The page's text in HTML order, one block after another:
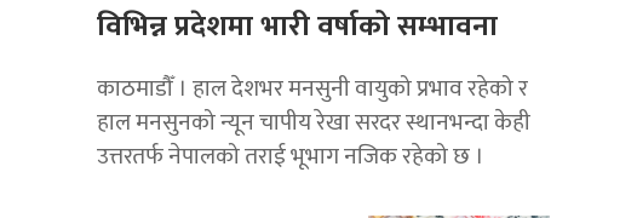
विभिन्न प्रदेशमा भारी वर्षाको सम्भावना
काठमाडौँ । हाल देशभर मनसुनी वायुको प्रभाव रहेको र
हाल मनसुनको न्यून चापीय रेखा सरदर स्थानभन्दा केही
उत्तरतर्फ नेपालको तराई भूभाग नजिक रहेको छ ।